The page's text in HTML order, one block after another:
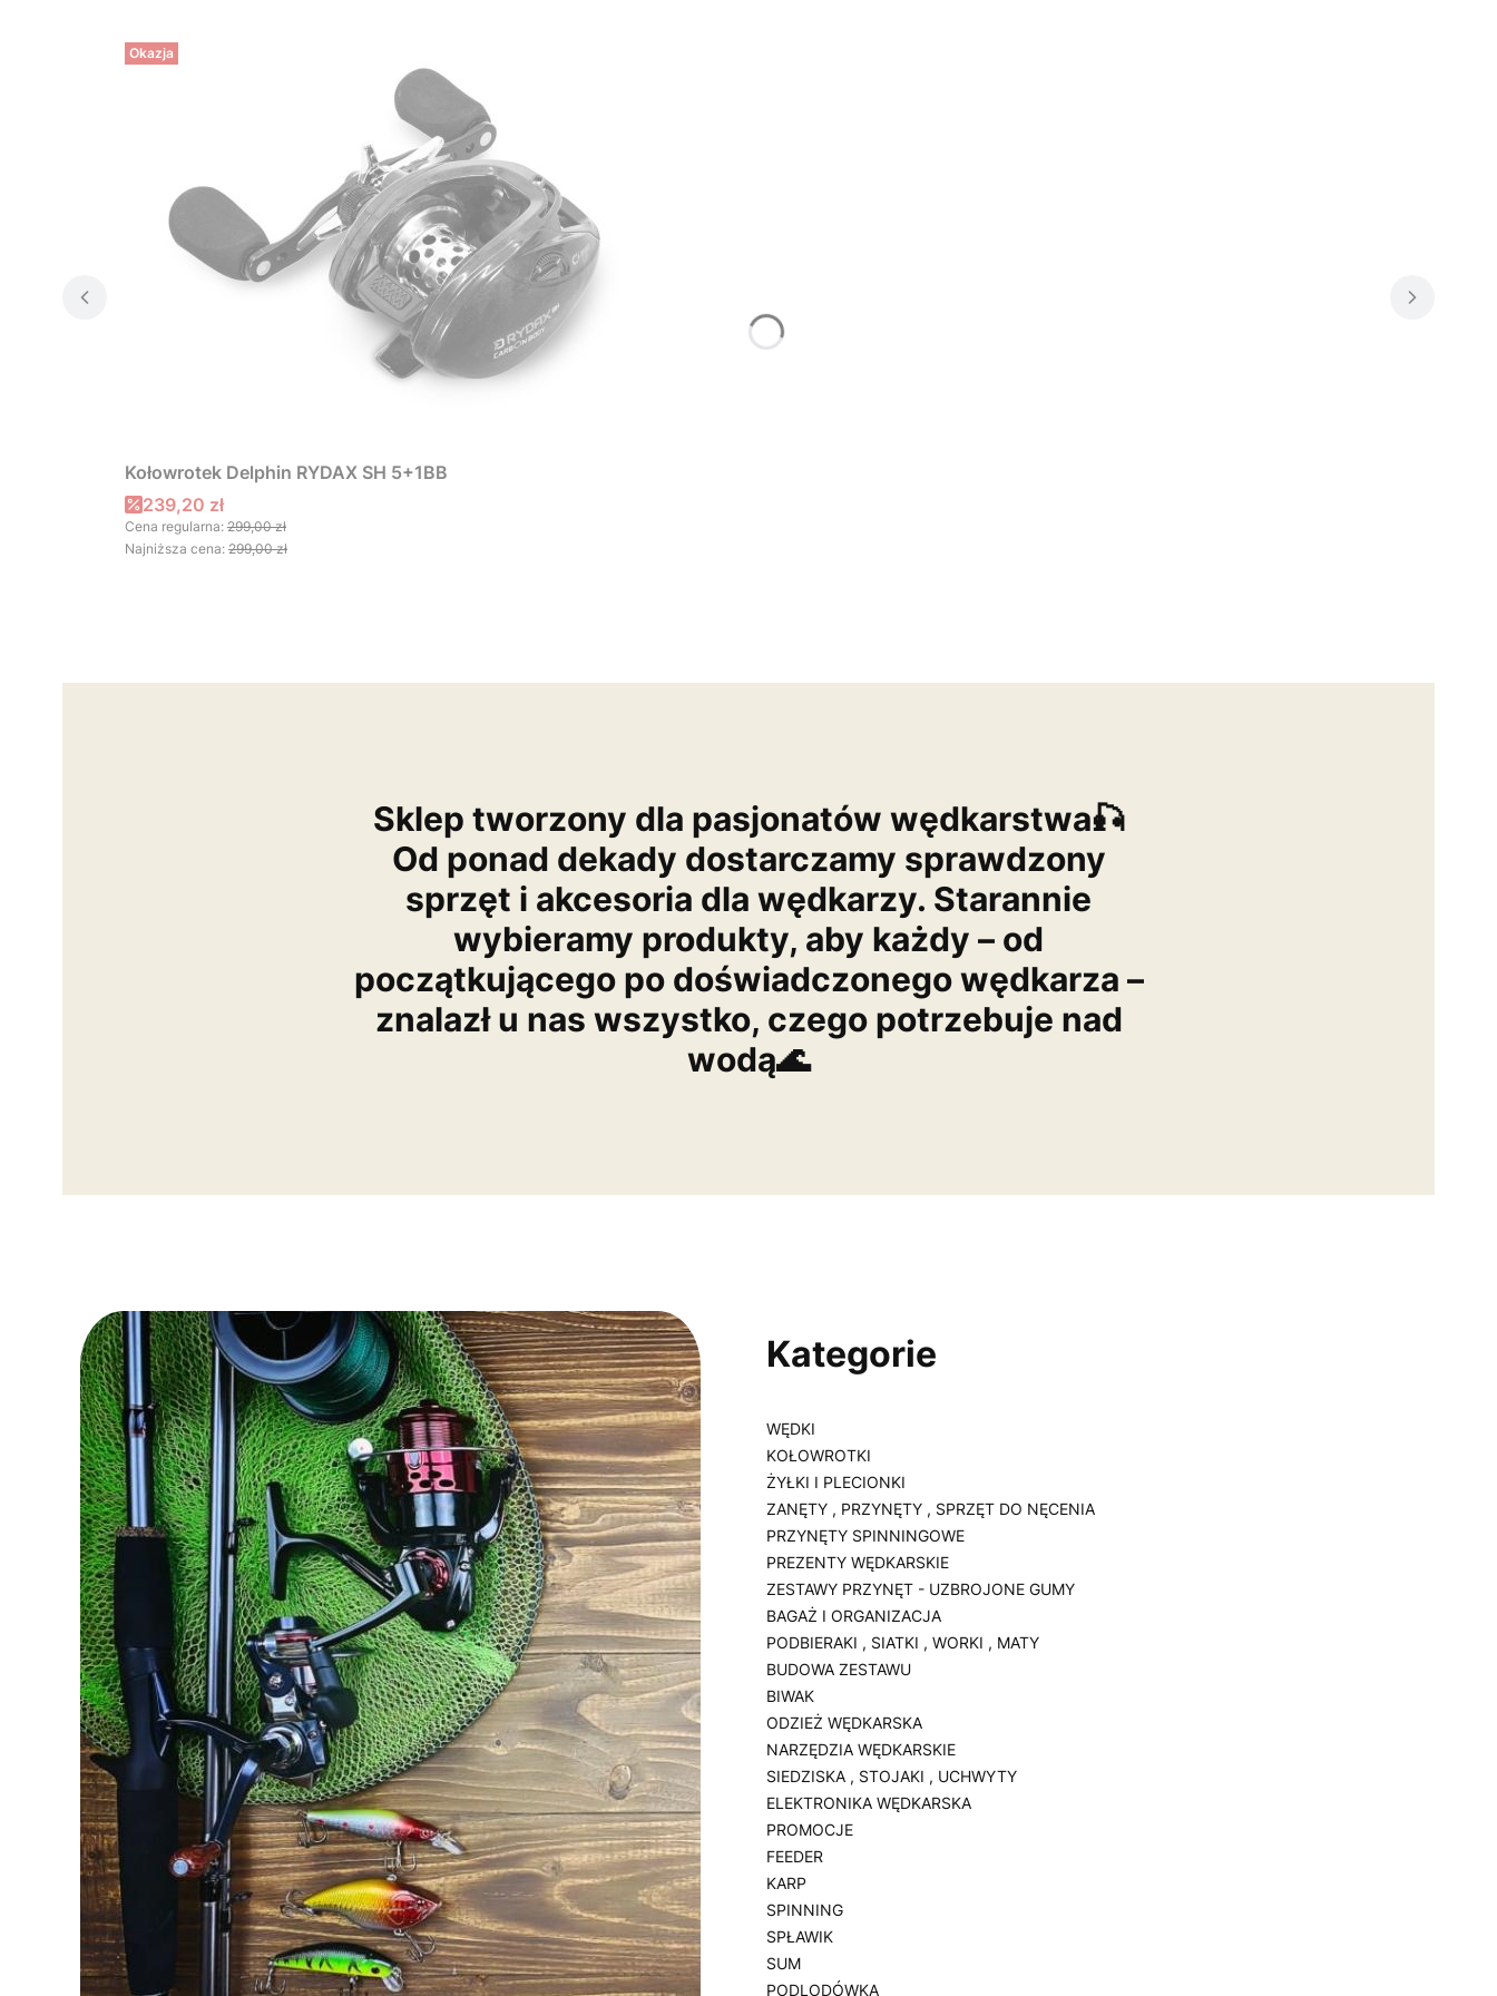
Okazja
Kołowrotek Delphin RYDAX SH 5+1BB
Cena promocyjna
239,20 zł
Cena regularna: 299,00 zł
Najniższa cena: 299,00 zł
Sklep tworzony dla pasjonatów wędkarstwa🎣
Od ponad dekady dostarczamy sprawdzony
sprzęt i akcesoria dla wędkarzy. Starannie
wybieramy produkty, aby każdy – od
początkującego po doświadczonego wędkarza –
znalazł u nas wszystko, czego potrzebuje nad
wodą🌊
Kategorie
WĘDKI
KOŁOWROTKI
ŻYŁKI I PLECIONKI
ZANĘTY , PRZYNĘTY , SPRZĘT DO NĘCENIA
PRZYNĘTY SPINNINGOWE
PREZENTY WĘDKARSKIE
ZESTAWY PRZYNĘT - UZBROJONE GUMY
BAGAŻ I ORGANIZACJA
PODBIERAKI , SIATKI , WORKI , MATY
BUDOWA ZESTAWU
BIWAK
ODZIEŻ WĘDKARSKA
NARZĘDZIA WĘDKARSKIE
SIEDZISKA , STOJAKI , UCHWYTY
ELEKTRONIKA WĘDKARSKA
PROMOCJE
FEEDER
KARP
SPINNING
SPŁAWIK
SUM
PODLODÓWKA